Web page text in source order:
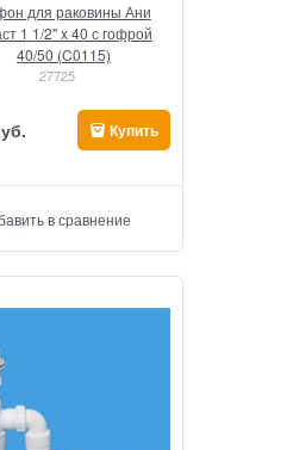
для раковины Ани
1 1/2" x 40 с гофрой
40/50 (C0115)
27725
Купить
в сравнение